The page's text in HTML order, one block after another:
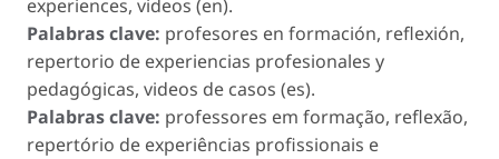
experiences, videos (en).
Palabras clave: profesores en formación, reflexión,
repertorio de experiencias profesionales y
pedagógicas, videos de casos (es).
Palabras clave: professores em formação, reflexão,
repertório de experiências profissionais e